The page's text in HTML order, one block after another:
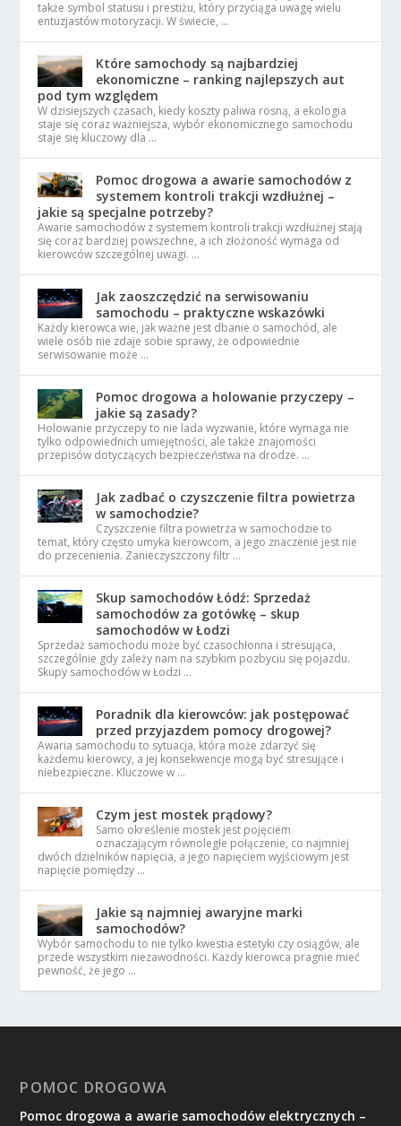
także symbol statusu i prestiżu, który przyciąga uwagę wielu
entuzjastów motoryzacji. W świecie, …
Które samochody są najbardziej
ekonomiczne – ranking najlepszych aut
pod tym względem
W dzisiejszych czasach, kiedy koszty paliwa rosną, a ekologia
staje się coraz ważniejsza, wybór ekonomicznego samochodu
staje się kluczowy dla …
Pomoc drogowa a awarie samochodów z
systemem kontroli trakcji wzdłużnej –
jakie są specjalne potrzeby?
Awarie samochodów z systemem kontroli trakcji wzdłużnej stają
się coraz bardziej powszechne, a ich złożoność wymaga od
kierowców szczególnej uwagi. …
Jak zaoszczędzić na serwisowaniu
samochodu – praktyczne wskazówki
Każdy kierowca wie, jak ważne jest dbanie o samochód, ale
wiele osób nie zdaje sobie sprawy, że odpowiednie
serwisowanie może …
Pomoc drogowa a holowanie przyczepy –
jakie są zasady?
Holowanie przyczepy to nie lada wyzwanie, które wymaga nie
tylko odpowiednich umiejętności, ale także znajomości
przepisów dotyczących bezpieczeństwa na drodze. …
Jak zadbać o czyszczenie filtra powietrza
w samochodzie?
Czyszczenie filtra powietrza w samochodzie to
temat, który często umyka kierowcom, a jego znaczenie jest nie
do przecenienia. Zanieczyszczony filtr …
Skup samochodów Łódź: Sprzedaż
samochodów za gotówkę – skup
samochodów w Łodzi
Sprzedaż samochodu może być czasochłonna i stresująca,
szczególnie gdy zależy nam na szybkim pozbyciu się pojazdu.
Skupy samochodów w Łodzi …
Poradnik dla kierowców: jak postępować
przed przyjazdem pomocy drogowej?
Awaria samochodu to sytuacja, która może zdarzyć się
każdemu kierowcy, a jej konsekwencje mogą być stresujące i
niebezpieczne. Kluczowe w …
Czym jest mostek prądowy?
Samo określenie mostek jest pojęciem
oznaczającym równoległe połączenie, co najmniej
dwóch dzielników napięcia, a jego napięciem wyjściowym jest
napięcie pomiędzy …
Jakie są najmniej awaryjne marki
samochodów?
Wybór samochodu to nie tylko kwestia estetyki czy osiągów, ale
przede wszystkim niezawodności. Każdy kierowca pragnie mieć
pewność, że jego …
POMOC DROGOWA
Pomoc drogowa a awarie samochodów elektrycznych –